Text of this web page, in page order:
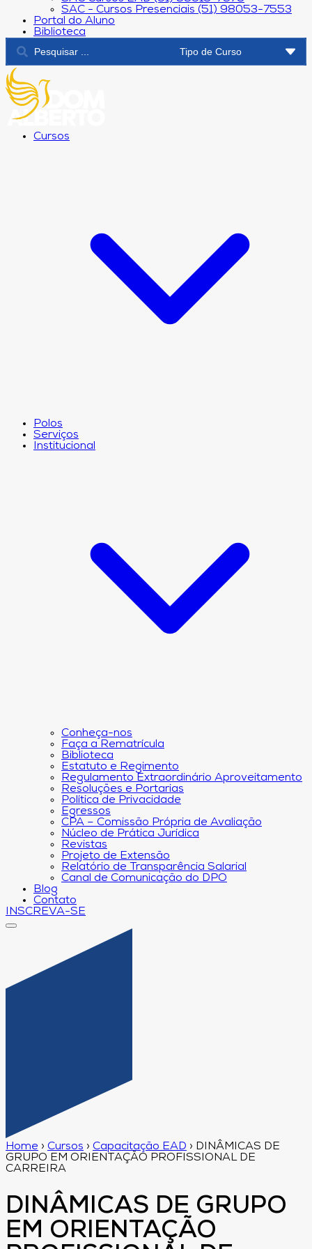
SAC - Cursos Presenciais (51) 98053-7553
Portal do Aluno
Biblioteca
Cursos
Polos
Serviços
Institucional
Conheça-nos
Faça a Rematrícula
Biblioteca
Estatuto e Regimento
Regulamento Extraordinário Aproveitamento
Resoluções e Portarias
Política de Privacidade
Egressos
CPA – Comissão Própria de Avaliação
Núcleo de Prática Jurídica
Revistas
Projeto de Extensão
Relatório de Transparência Salarial
Canal de Comunicação do DPO
Blog
Contato
INSCREVA-SE
Home › Cursos › Capacitação EAD › DINÂMICAS DE
GRUPO EM ORIENTAÇÃO PROFISSIONAL DE
CARREIRA
DINÂMICAS DE GRUPO
EM ORIENTAÇÃO